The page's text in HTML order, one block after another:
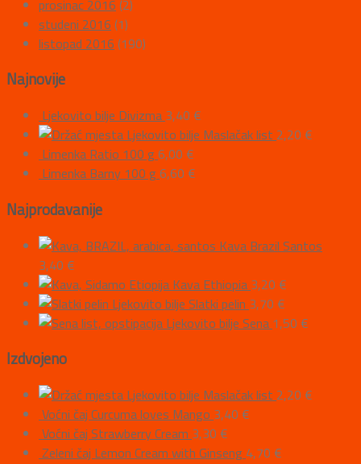
prosinac 2016 (2)
studeni 2016 (1)
listopad 2016 (190)
Najnovije
Ljekovito bilje Divizma 3,40 €
Ljekovito bilje Maslačak list 2,20 €
Limenka Ratio 100 g 6,00 €
Limenka Barny 100 g 6,60 €
Najprodavanije
Kava Brazil Santos
3,40 €
Kava Ethiopia 3,20 €
Ljekovito bilje Slatki pelin 3,70 €
Ljekovito bilje Sena 1,50 €
Izdvojeno
Ljekovito bilje Maslačak list 2,20 €
Voćni čaj Curcuma loves Mango 3,40 €
Voćni čaj Strawberry Cream 3,30 €
Zeleni čaj Lemon Cream with Ginseng 4,70 €